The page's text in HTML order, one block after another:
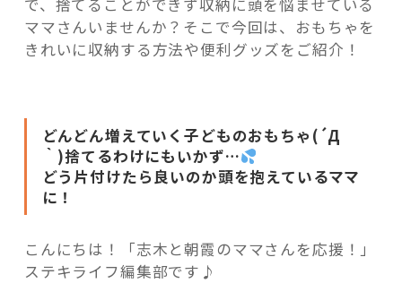
「ひと」
コーディネーター紹介
で、捨てることができず収納に頭を悩ませている
ママさんいませんか？そこで今回は、おもちゃを
きれいに収納する方法や便利グッズをご紹介！
どんどん増えていく子どものおもちゃ(´Д
｀)捨てるわけにもいかず…
どう片付けたら良いのか頭を抱えているママ
に！
こんにちは！「志木と朝霞のママさんを応援！」
ステキライフ編集部です♪